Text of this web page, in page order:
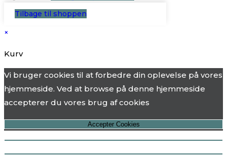
Tilbage til shoppen
×
Kurv
Vi bruger cookies til at forbedre din oplevelse på vores
hjemmeside. Ved at browse på denne hjemmeside
accepterer du vores brug af cookies
Accepter Cookies